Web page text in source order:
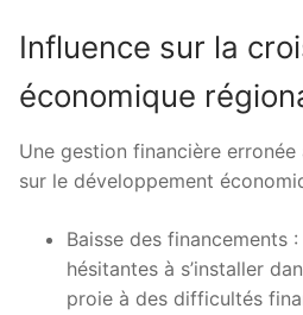
Influence sur la
économique
Une gestion financière
sur le développement
Baisse des financements
hésitantes à s’installer
proie à des difficultés